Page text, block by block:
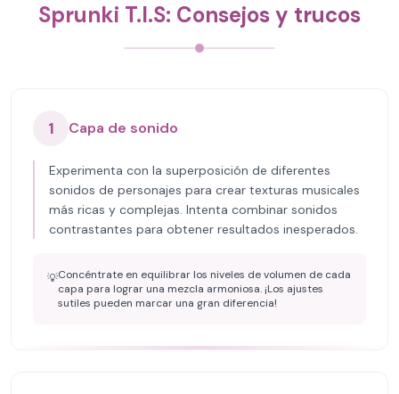
Sprunki T.I.S: Consejos y trucos
1 Capa de sonido
Experimenta con la superposición de diferentes
sonidos de personajes para crear texturas musicales
más ricas y complejas. Intenta combinar sonidos
contrastantes para obtener resultados inesperados.
💡Concéntrate en equilibrar los niveles de volumen de cada
capa para lograr una mezcla armoniosa. ¡Los ajustes
sutiles pueden marcar una gran diferencia!